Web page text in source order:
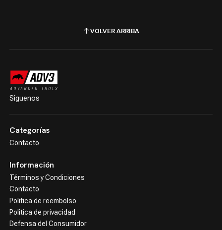
VOLVER ARRIBA
Síguenos
Categorías
Contacto
Información
Términos y Condiciones
Contacto
Politica de reembolso
Política de privacidad
Defensa del Consumidor